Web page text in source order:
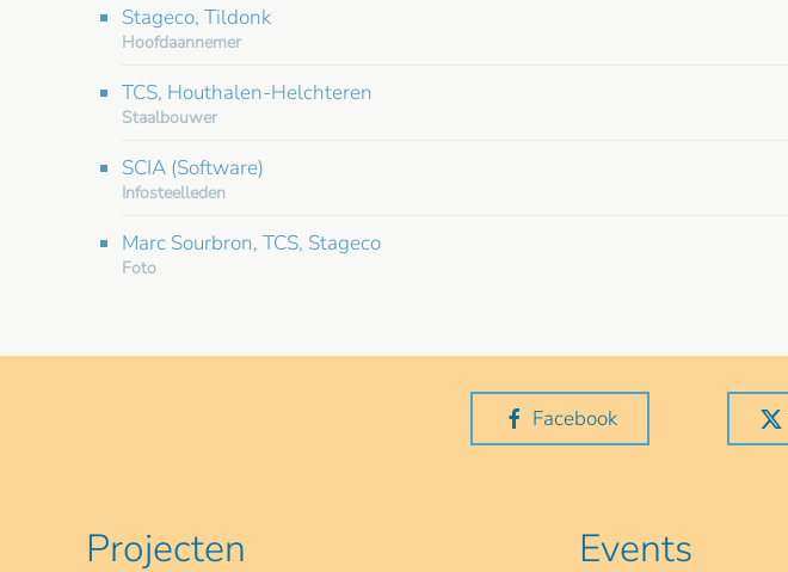
Stageco, Tildonk
Hoofdaannemer
TCS, Houthalen-Helchteren
Staalbouwer
SCIA (Software)
Infosteelleden
Marc Sourbron, TCS, Stageco
Foto
Facebook
Projecten Events